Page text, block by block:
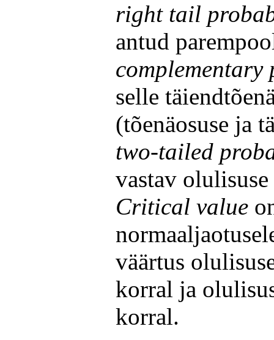
right tail
antud
selle
(tõenäosuse ja
two-tailed
vastav
Critical value
väärtus
korral ja
korral.